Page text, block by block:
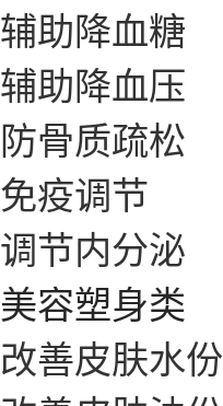
辅助降血糖
辅助降血压
防骨质疏松
免疫调节
调节内分泌
美容塑身类
改善皮肤水份